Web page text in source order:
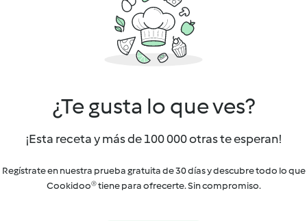
¿Te gusta lo que ves?
¡Esta receta y más de 100 000 otras te esperan!
Regístrate en nuestra prueba gratuita de 30 días y descubre todo lo que
Cookidoo® tiene para ofrecerte. Sin compromiso.